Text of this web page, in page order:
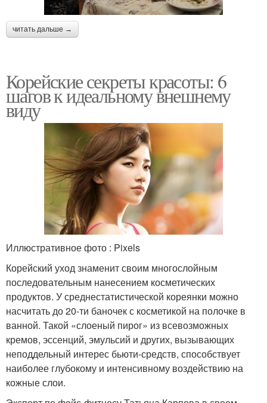
читать дальше →
Корейские секреты красоты: 6
шагов к идеальному внешнему
виду
Иллюстративное фото : Pixels
Корейский уход знаменит своим многослойным
последовательным нанесением косметических
продуктов. У среднестатистической кореянки можно
насчитать до 20-ти баночек с косметикой на полочке в
ванной. Такой «слоеный пирог» из всевозможных
кремов, эссенций, эмульсий и других, вызывающих
неподдельный интерес бьюти-средств, способствует
наиболее глубокому и интенсивному воздействию на
кожные слои.